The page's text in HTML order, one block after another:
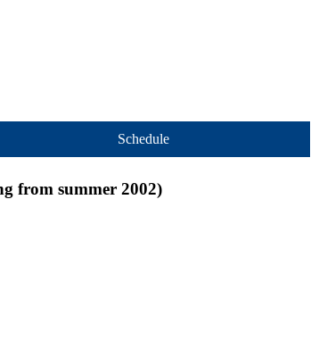
Schedule
from summer 2002)